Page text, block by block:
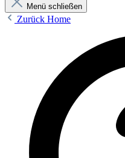
Menü schließen
Zurück Home